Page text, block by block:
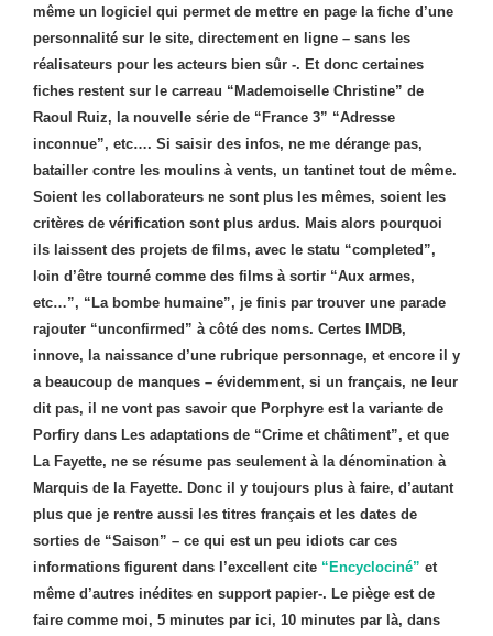
même un logiciel qui permet de mettre en page la fiche d’une
personnalité sur le site, directement en ligne – sans les
réalisateurs pour les acteurs bien sûr -. Et donc certaines
fiches restent sur le carreau “Mademoiselle Christine” de
Raoul Ruiz, la nouvelle série de “France 3” “Adresse
inconnue”, etc…. Si saisir des infos, ne me dérange pas,
batailler contre les moulins à vents, un tantinet tout de même.
Soient les collaborateurs ne sont plus les mêmes, soient les
critères de vérification sont plus ardus. Mais alors pourquoi
ils laissent des projets de films, avec le statu “completed”,
loin d’être tourné comme des films à sortir “Aux armes,
etc…”, “La bombe humaine”, je finis par trouver une parade
rajouter “unconfirmed” à côté des noms. Certes IMDB,
innove, la naissance d’une rubrique personnage, et encore il y
a beaucoup de manques – évidemment, si un français, ne leur
dit pas, il ne vont pas savoir que Porphyre est la variante de
Porfiry dans Les adaptations de “Crime et châtiment”, et que
La Fayette, ne se résume pas seulement à la dénomination à
Marquis de la Fayette. Donc il y toujours plus à faire, d’autant
plus que je rentre aussi les titres français et les dates de
sorties de “Saison” – ce qui est un peu idiots car ces
informations figurent dans l’excellent cite “Encyclociné” et
même d’autres inédites en support papier-. Le piège est de
faire comme moi, 5 minutes par ici, 10 minutes par là, dans